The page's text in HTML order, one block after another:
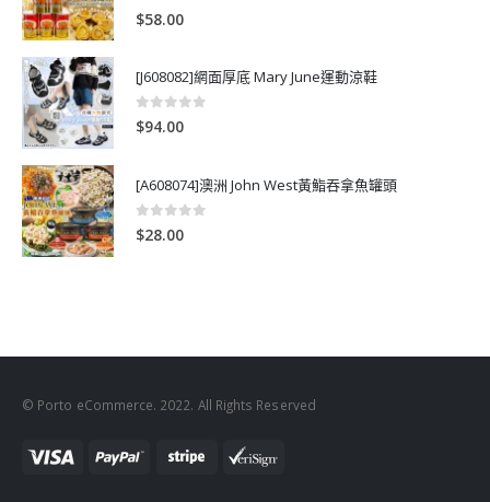
0
$58.00
[J608082]網面厚底 Mary June運動涼鞋
0 out of 5
$94.00
[A608074]澳洲 John West黃鮨吞拿魚罐頭
0 out of 5
$28.00
© Porto eCommerce. 2022. All Rights Reserved